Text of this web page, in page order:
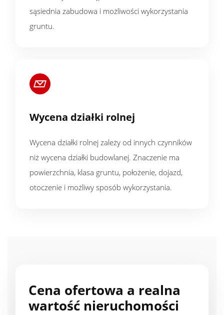
sąsiednia zabudowa i możliwości wykorzystania
gruntu.
Wycena działki rolnej
Wycena działki rolnej zależy od innych czynników
niż wycena działki budowlanej. Znaczenie ma
powierzchnia, klasa gruntu, położenie, dojazd,
otoczenie i możliwy sposób wykorzystania.
Cena ofertowa a realna
wartość nieruchomości